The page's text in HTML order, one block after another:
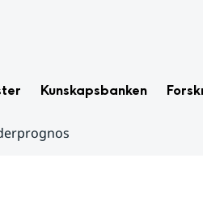
Kunskapsbanken